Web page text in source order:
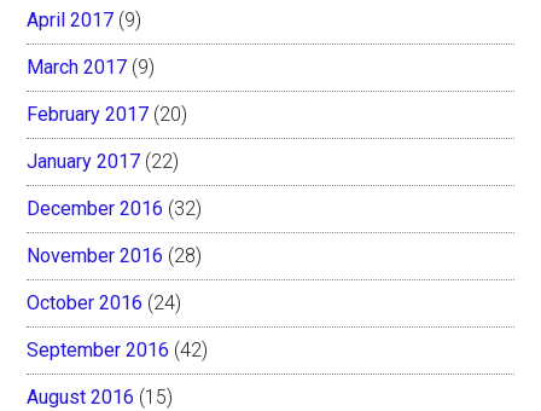
April 2017 (9)
March 2017 (9)
February 2017 (20)
January 2017 (22)
December 2016 (32)
November 2016 (28)
October 2016 (24)
September 2016 (42)
August 2016 (15)